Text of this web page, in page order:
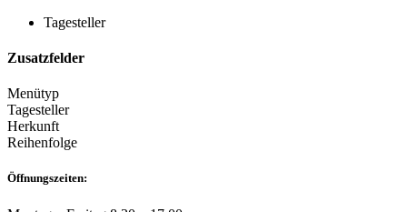
Tagesteller
Zusatzfelder
Menütyp
Tagesteller
Herkunft
Reihenfolge
Öffnungszeiten: